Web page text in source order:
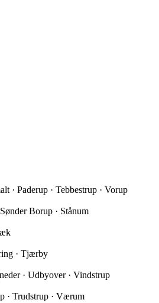
· Paderup · Tebbestrup · Vorup
Borup · Stånum
· Tjærby
· Udbyover · Vindstrup
· Trudstrup · Værum